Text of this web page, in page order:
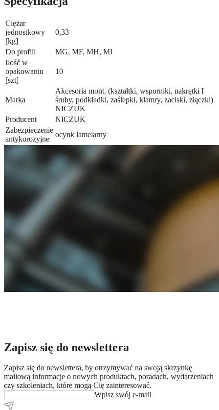
Ciężar
jednostkowy
[kg]
0,33
Do profili
MG, MF, MH, MI
Ilość w
opakowaniu
[szt]
10
Marka
Akcesoria mont. (kształtki, wsporniki, nakrętki I
śruby, podkładki, zaślepki, klamry, zaciski, złączki)
NICZUK
Producent
NICZUK
Zabezpieczenie
antykorozyjne
ocynk lamelarny
Zapisz się do newslettera
Zapisz się do newslettera, by otrzymywać na swoją skrzynkę
mailową informacje o nowych produktach, poradach, wydarzeniach
czy szkoleniach, które mogą Cię zainteresować.
Wpisz swój e-mail